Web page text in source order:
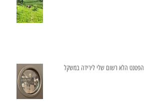
הפטנט הלא רשום שלי לירידה במשקל